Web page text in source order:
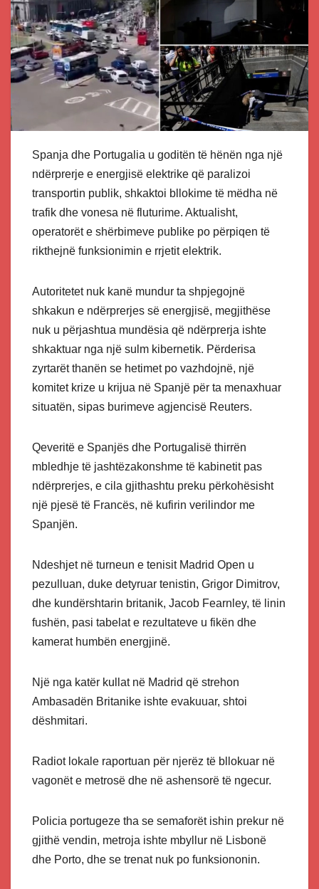
Spanja dhe Portugalia u goditën të hënën nga një
ndërprerje e energjisë elektrike që paralizoi
transportin publik, shkaktoi bllokime të mëdha në
trafik dhe vonesa në fluturime. Aktualisht,
operatorët e shërbimeve publike po përpiqen të
rikthejnë funksionimin e rrjetit elektrik.
Autoritetet nuk kanë mundur ta shpjegojnë
shkakun e ndërprerjes së energjisë, megjithëse
nuk u përjashtua mundësia që ndërprerja ishte
shkaktuar nga një sulm kibernetik. Përderisa
zyrtarët thanën se hetimet po vazhdojnë, një
komitet krize u krijua në Spanjë për ta menaxhuar
situatën, sipas burimeve agjencisë Reuters.
Qeveritë e Spanjës dhe Portugalisë thirrën
mbledhje të jashtëzakonshme të kabinetit pas
ndërprerjes, e cila gjithashtu preku përkohësisht
një pjesë të Francës, në kufirin verilindor me
Spanjën.
Ndeshjet në turneun e tenisit Madrid Open u
pezulluan, duke detyruar tenistin, Grigor Dimitrov,
dhe kundërshtarin britanik, Jacob Fearnley, të linin
fushën, pasi tabelat e rezultateve u fikën dhe
kamerat humbën energjinë.
Një nga katër kullat në Madrid që strehon
Ambasadën Britanike ishte evakuuar, shtoi
dëshmitari.
Radiot lokale raportuan për njerëz të bllokuar në
vagonët e metrosë dhe në ashensorë të ngecur.
Policia portugeze tha se semaforët ishin prekur në
gjithë vendin, metroja ishte mbyllur në Lisbonë
dhe Porto, dhe se trenat nuk po funksiononin.